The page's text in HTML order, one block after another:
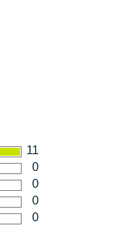
11
0
0
0
0